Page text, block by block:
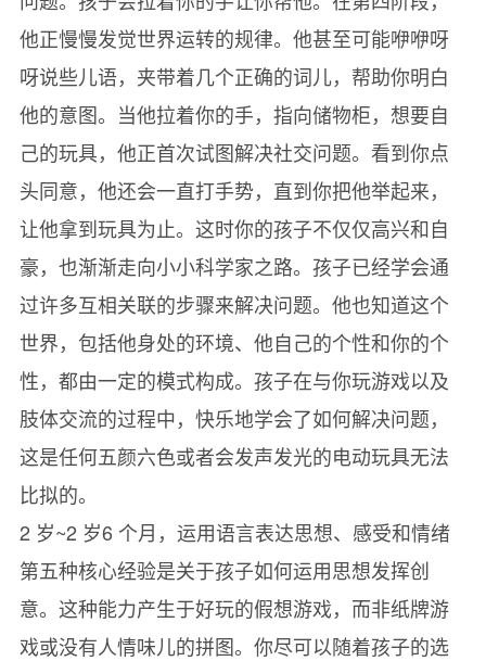
他正慢慢发觉世界运转的规律。他甚至可能咿咿呀
呀说些儿语，夹带着几个正确的词儿，帮助你明白
他的意图。当他拉着你的手，指向储物柜，想要自
己的玩具，他正首次试图解决社交问题。看到你点
头同意，他还会一直打手势，直到你把他举起来，
让他拿到玩具为止。这时你的孩子不仅仅高兴和自
豪，也渐渐走向小小科学家之路。孩子已经学会通
过许多互相关联的步骤来解决问题。他也知道这个
世界，包括他身处的环境、他自己的个性和你的个
性，都由一定的模式构成。孩子在与你玩游戏以及
肢体交流的过程中，快乐地学会了如何解决问题，
这是任何五颜六色或者会发声发光的电动玩具无法
比拟的。
2 岁~2 岁6 个月，运用语言表达思想、感受和情绪
第五种核心经验是关于孩子如何运用思想发挥创
意。这种能力产生于好玩的假想游戏，而非纸牌游
戏或没有人情味儿的拼图。你尽可以随着孩子的选